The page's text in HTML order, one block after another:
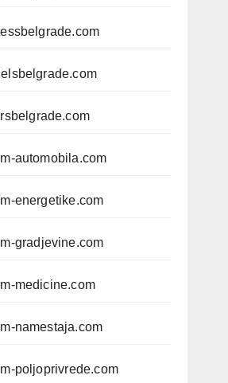
automobila.com
energetike.com
gradjevine.com
medicine.com
namestaja.com
poljoprivrede.com